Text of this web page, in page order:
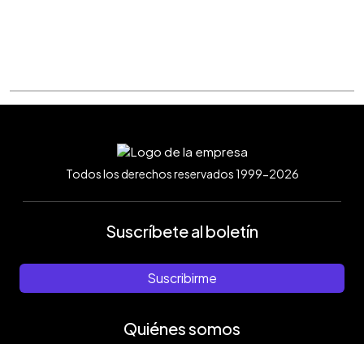
Todos los derechos reservados 1999-2026
Suscríbete al boletín
Suscribirme
Quiénes somos